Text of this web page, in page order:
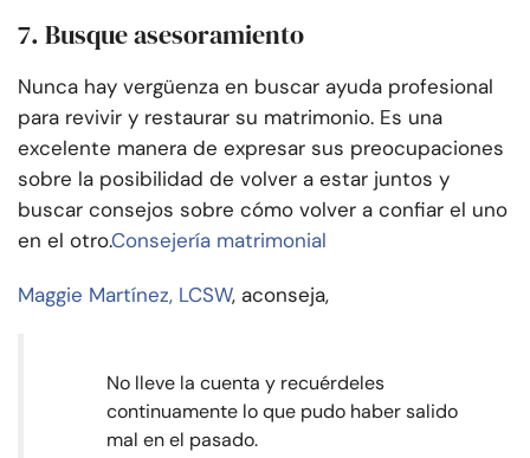
7. Busque asesoramiento
Nunca hay vergüenza en buscar ayuda profesional
para revivir y restaurar su matrimonio. Es una
excelente manera de expresar sus preocupaciones
sobre la posibilidad de volver a estar juntos y
buscar consejos sobre cómo volver a confiar el uno
en el otro.Consejería matrimonial
Maggie Martínez, LCSW, aconseja,
No lleve la cuenta y recuérdeles
continuamente lo que pudo haber salido
mal en el pasado.